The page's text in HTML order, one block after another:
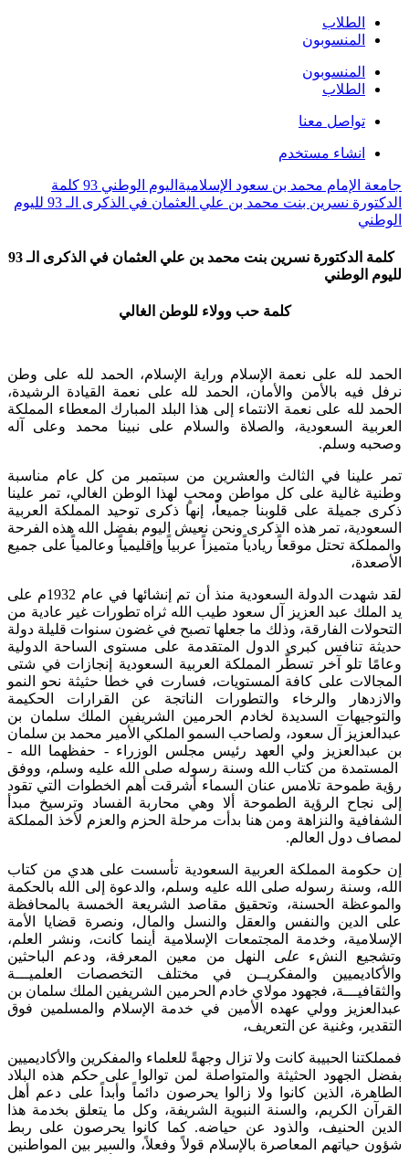
الطلاب
المنسوبون
المنسوبون
الطلاب
تواصل معنا
انشاء مستخدم
جامعة الإمام محمد بن سعود الإسلامية اليوم الوطني 93
كلمة
الدكتورة نسرين بنت محمد بن علي العثمان في الذكرى الـ 93 لليوم
الوطني
كلمة الدكتورة نسرين بنت محمد بن علي العثمان في الذكرى الـ 93
لليوم الوطني
كلمة حب وولاء للوطن الغالي
الحمد لله على نعمة الإسلام وراية الإسلام، الحمد لله على وطن
نرفل فيه بالأمن والأمان، الحمد لله على نعمة القيادة الرشيدة،
الحمد لله على نعمة الانتماء إلى هذا البلد المبارك المعطاء المملكة
العربية السعودية، والصلاة والسلام على نبينا محمد وعلى آله
وصحبه وسلم.
تمر علينا في الثالث والعشرين من سبتمبر من كل عام مناسبة
وطنية غالية على كل مواطن ومحبٍ لهذا الوطن الغالي، تمر علينا
ذكرى جميلة على قلوبنا جميعاً، إنها ذكرى توحيد المملكة العربية
السعودية، تمر هذه الذكرى ونحن نعيش اليوم بفضل الله هذه الفرحة
والمملكة تحتل موقعاً ريادياً متميزاً عربياً وإقليمياً وعالمياً على جميع
الأصعدة،
لقد شهدت الدولة السعودية منذ أن تم إنشائها في عام 1932م على
يد الملك عبد العزيز آل سعود طيب الله ثراه تطورات غير عادية من
التحولات الفارقة، وذلك ما جعلها تصبح في غضون سنوات قليلة دولة
حديثة تنافس كبرى الدول المتقدمة على مستوى الساحة الدولية
وعامًا تلو آخر تسطّر المملكة العربية السعودية إنجازات في شتى
المجالات على كافة المستويات، فسارت في خطا حثيثة نحو النمو
والازدهار والرخاء والتطورات الناتجة عن القرارات الحكيمة
والتوجيهات السديدة لخادم الحرمين الشريفين الملك سلمان بن
عبدالعزيز آل سعود، ولصاحب السمو الملكي الأمير محمد بن سلمان
بن عبدالعزيز ولي العهد رئيس مجلس الوزراء - حفظهما الله -
المستمدة من كتاب الله وسنة رسوله صلى الله عليه وسلم، ووفق
رؤية طموحة تلامس عنان السماء أشرقت أهم الخطوات التي تقود
إلى نجاح الرؤية الطموحة ألا وهي محاربة الفساد وترسيخ مبدأ
الشفافية والنزاهة ومن هنا بدأت مرحلة الحزم والعزم لأخذ المملكة
لمصاف دول العالم.
إن حكومة المملكة العربية السعودية تأسست على هدي من كتاب
الله، وسنة رسوله صلى الله عليه وسلم، والدعوة إلى الله بالحكمة
والموعظة الحسنة، وتحقيق مقاصد الشريعة الخمسة بالمحافظة
على الدين والنفس والعقل والنسل والمال، ونصرة قضايا الأمة
الإسلامية، وخدمة المجتمعات الإسلامية أينما كانت، ونشر العلم،
وتشجيع النشء على النهل من معين المعرفة، ودعم الباحثين
والأكاديميين والمفكريــن في مختلف التخصصات العلميـــة
والثقافيـــة، فجهود مولاي خادم الحرمين الشريفين الملك سلمان بن
عبدالعزيز وولي عهده الأمين في خدمة الإسلام والمسلمين فوق
التقدير، وغنية عن التعريف،
فمملكتنا الحبيبة كانت ولا تزال وجهةً للعلماء والمفكرين والأكاديميين
بفضل الجهود الحثيثة والمتواصلة لمن توالوا على حكم هذه البلاد
الطاهرة، الذين كانوا ولا زالوا يحرصون دائماً وأبداً على دعم أهل
القرآن الكريم، والسنة النبوية الشريفة، وكل ما يتعلق بخدمة هذا
الدين الحنيف، والذود عن حياضه. كما كانوا يحرصون على ربط
شؤون حياتهم المعاصرة بالإسلام قولاً وفعلاً، والسير بين المواطنين